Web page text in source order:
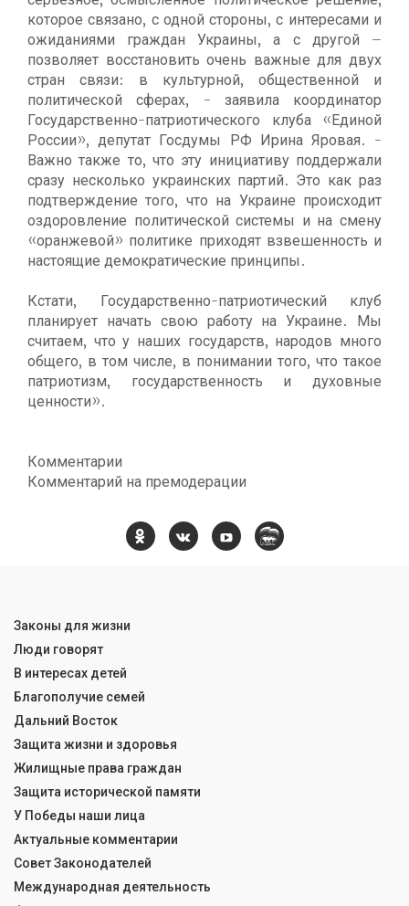
которое связано, с одной стороны, с интересами и
ожиданиями граждан Украины, а с другой –
позволяет восстановить очень важные для двух
стран связи: в культурной, общественной и
политической сферах, - заявила координатор
Государственно-патриотического клуба «Единой
России», депутат Госдумы РФ Ирина Яровая. -
Важно также то, что эту инициативу поддержали
сразу несколько украинских партий. Это как раз
подтверждение того, что на Украине происходит
оздоровление политической системы и на смену
«оранжевой» политике приходят взвешенность и
настоящие демократические принципы.
Кстати, Государственно-патриотический клуб
планирует начать свою работу на Украине. Мы
считаем, что у наших государств, народов много
общего, в том числе, в понимании того, что такое
патриотизм, государственность и духовные
ценности».
Комментарии
Комментарий на премодерации
Законы для жизни
Люди говорят
В интересах детей
Благополучие семей
Дальний Восток
Защита жизни и здоровья
Жилищные права граждан
Защита исторической памяти
У Победы наши лица
Актуальные комментарии
Совет Законодателей
Международная деятельность